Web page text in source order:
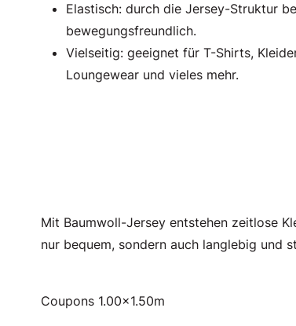
Elastisch: durch die Jersey-Struktur
bewegungsfreundlich.
Vielseitig: geeignet für T-Shirts,
Loungewear und vieles mehr.
Mit Baumwoll-Jersey entstehen zeitlose
nur bequem, sondern auch langlebig und
Coupons 1.00x1.50m